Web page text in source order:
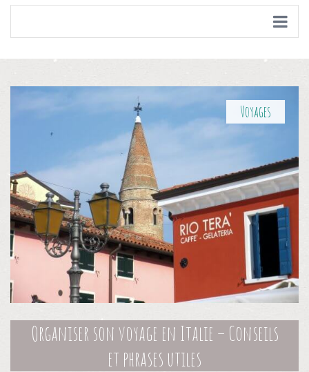
Voyages
Organiser son voyage en Italie – Conseils
et phrases utiles